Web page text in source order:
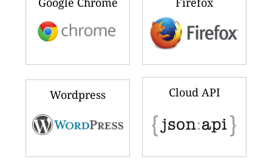
Wordpress Cloud API